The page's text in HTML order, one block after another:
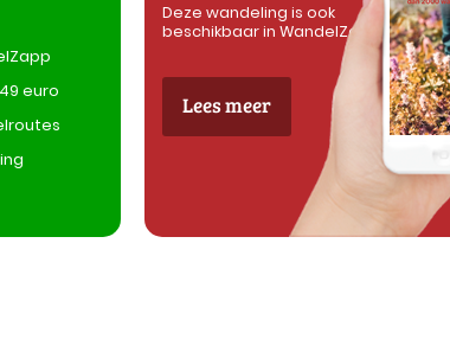
euro
Deze wandeling is ook
beschikbaar in WandelZapp
Lees meer